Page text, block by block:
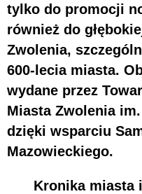
tylko do promocji
również do
Zwolenia,
600-lecia miasta.
wydane przez
Miasta Zwolenia
dzięki wsparciu
Mazowieckiego.
Kronika miasta